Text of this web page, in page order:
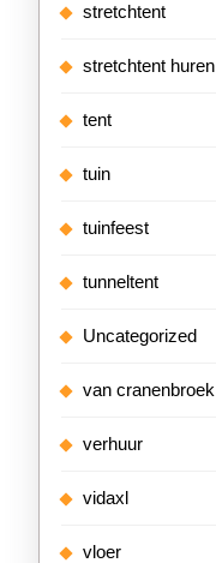
stretchtent
stretchtent huren
tent
tuin
tuinfeest
tunneltent
Uncategorized
van cranenbroek
verhuur
vidaxl
vloer